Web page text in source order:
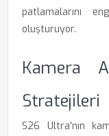
patlamalarını
oluşturuyor.
Kamera
Stratejileri
S26 Ultra'nın